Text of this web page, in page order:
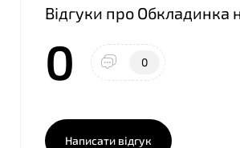
Відгуки про Обкладинка
0 0
Написати відгук
❤